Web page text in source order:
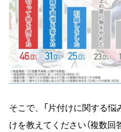
そこで、「片付けに関する
けを教えてください（複数回